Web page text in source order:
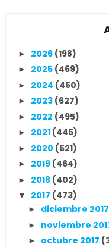
► 2026 (198)
► 2025 (469)
► 2024 (460)
► 2023 (627)
► 2022 (495)
► 2021 (445)
► 2020 (521)
► 2019 (464)
► 2018 (402)
▼ 2017 (473)
► diciembre 2017
► noviembre
► octubre 2017